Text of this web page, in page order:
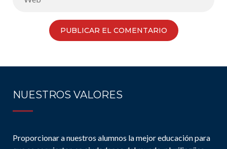
NUESTROS VALORES
Proporcionar a nuestros alumnos la mejor educación para